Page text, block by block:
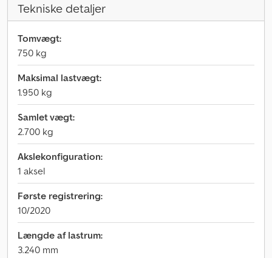
Tekniske detaljer
Tomvægt:
750 kg
Maksimal lastvægt:
1.950 kg
Samlet vægt:
2.700 kg
Akslekonfiguration:
1 aksel
Første registrering:
10/2020
Længde af lastrum:
3.240 mm